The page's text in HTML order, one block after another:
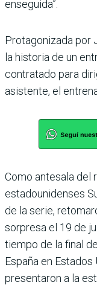
enseguida”.
Protagonizada por
la historia de un
contratado para
asistente, el
Como antesala del
estadounidenses
de la serie,
sorpresa el 19 de
tiempo de la final
España en Estados
presentaron a la